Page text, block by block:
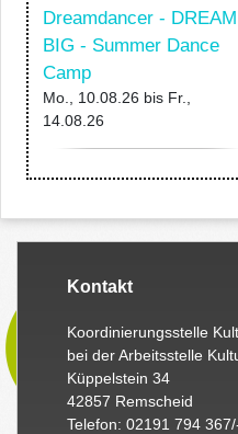
Dreamdancer - DREAM
BIG - Summer Dance
Camp
Mo., 10.08.26 bis Fr.,
14.08.26
Kontakt
Koordinierungsstelle
bei der Arbeitsstelle
Küppelstein 34
42857 Remscheid
Telefon: 02191 794